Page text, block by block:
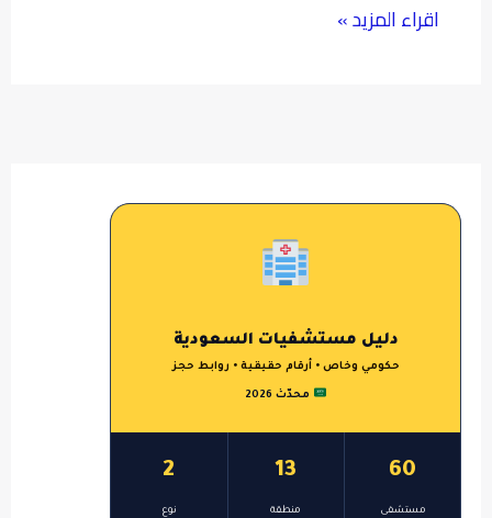
اقراء المزيد »
دليل مستشفيات السعودية
حكومي وخاص • أرقام حقيقية • روابط حجز
محدّث 2026
60
مستشفى
13
منطقة
2
نوع